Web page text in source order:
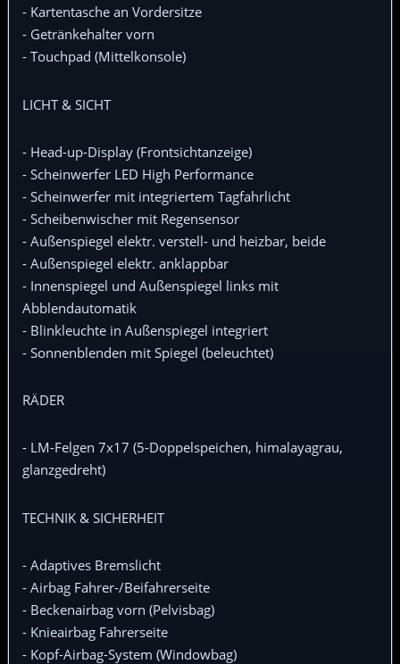
- Kartentasche an Vordersitze
- Getränkehalter vorn
- Touchpad (Mittelkonsole)
LICHT & SICHT
- Head-up-Display (Frontsichtanzeige)
- Scheinwerfer LED High Performance
- Scheinwerfer mit integriertem Tagfahrlicht
- Scheibenwischer mit Regensensor
- Außenspiegel elektr. verstell- und heizbar, beide
- Außenspiegel elektr. anklappbar
- Innenspiegel und Außenspiegel links mit
Abblendautomatik
- Blinkleuchte in Außenspiegel integriert
- Sonnenblenden mit Spiegel (beleuchtet)
RÄDER
- LM-Felgen 7x17 (5-Doppelspeichen, himalayagrau,
glanzgedreht)
TECHNIK & SICHERHEIT
- Adaptives Bremslicht
- Airbag Fahrer-/Beifahrerseite
- Beckenairbag vorn (Pelvisbag)
- Knieairbag Fahrerseite
- Kopf-Airbag-System (Windowbag)